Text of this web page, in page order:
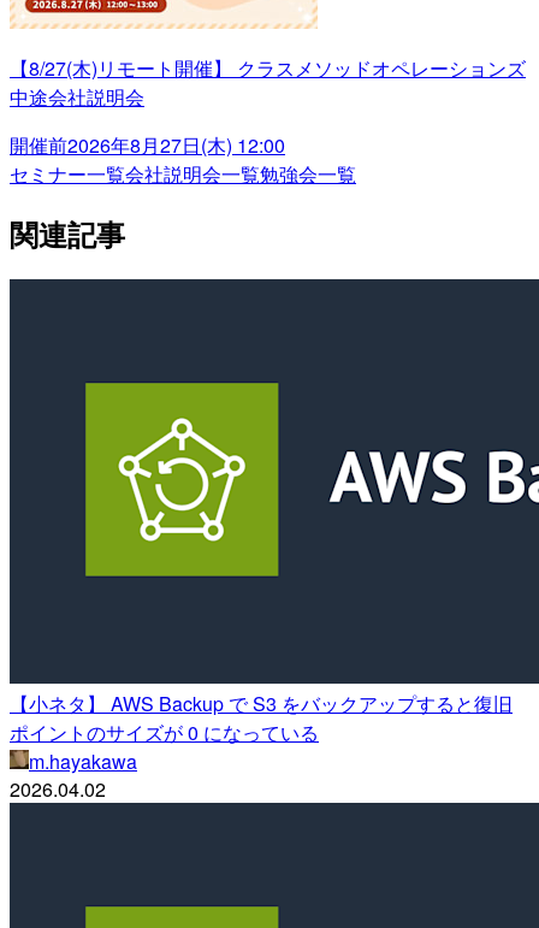
【8/27(木)リモート開催】 クラスメソッドオペレーションズ
中途会社説明会
開催前2026年8月27日(木) 12:00
セミナー一覧会社説明会一覧勉強会一覧
関連記事
【小ネタ】 AWS Backup で S3 をバックアップすると復旧
ポイントのサイズが 0 になっている
m.hayakawa
2026.04.02